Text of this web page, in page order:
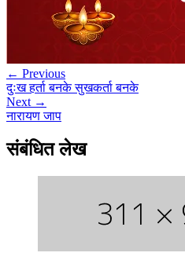
← Previous
दुःख हर्ता बनके सुखकर्ता बनके
Next →
नारायण जाप
संबंधित लेख